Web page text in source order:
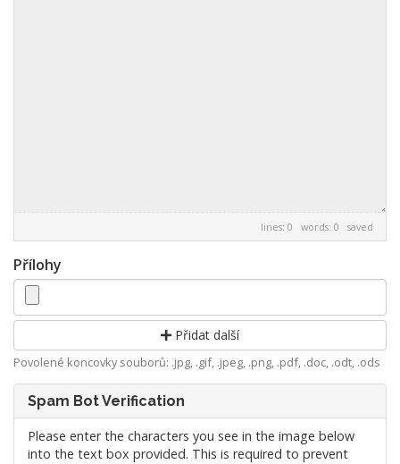
lines: 0 words: 0 saved
Přílohy
Přidat další
Povolené koncovky souborů: .jpg, .gif, .jpeg, .png, .pdf, .doc, .odt, .ods
Spam Bot Verification
Please enter the characters you see in the image below
into the text box provided. This is required to prevent